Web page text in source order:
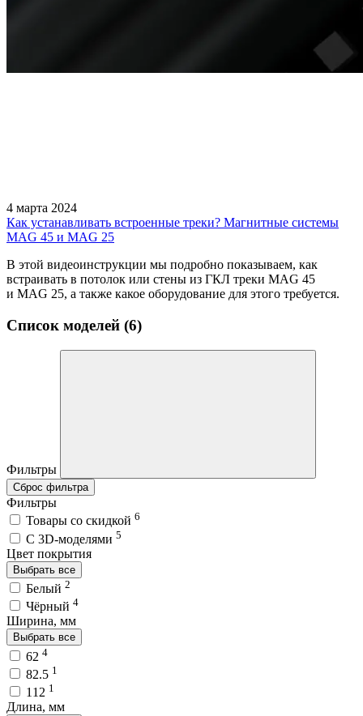
4 марта 2024
Как устанавливать встроенные треки? Магнитные системы
MAG 45 и MAG 25
В этой видеоинструкции мы подробно показываем, как
встраивать в потолок или стены из ГКЛ треки MAG 45
и MAG 25, а также какое оборудование для этого требуется.
Список моделей (6)
Фильтры
Сброс фильтра
Фильтры
Товары со скидкой 6
C 3D-моделями 5
Цвет покрытия
Выбрать все
Белый 2
Чёрный 4
Ширина, мм
Выбрать все
62 4
82.5 1
112 1
Длина, мм